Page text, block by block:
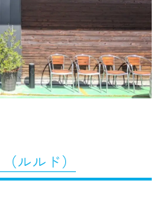
ルルド）